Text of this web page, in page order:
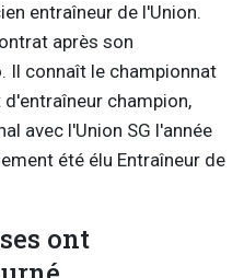
entraîneur de l'Union.
après son
Il connaît le championnat
champion,
avec l'Union SG l'année
été élu Entraîneur de
ont